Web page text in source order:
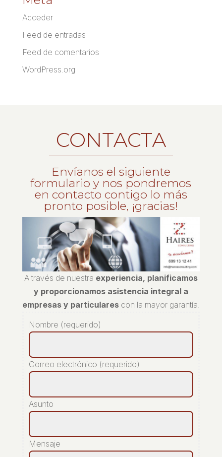
Acceder
Feed de entradas
Feed de comentarios
WordPress.org
CONTACTA
Envíanos el siguiente
formulario y nos pondremos
en contacto contigo lo más
pronto posible, ¡gracias!
A través de nuestra experiencia, planificamos
y proporcionamos asistencia integral a
empresas y particularescon la mayor garantía.
Nombre (requerido)
Correo electrónico (requerido)
Asunto
Mensaje